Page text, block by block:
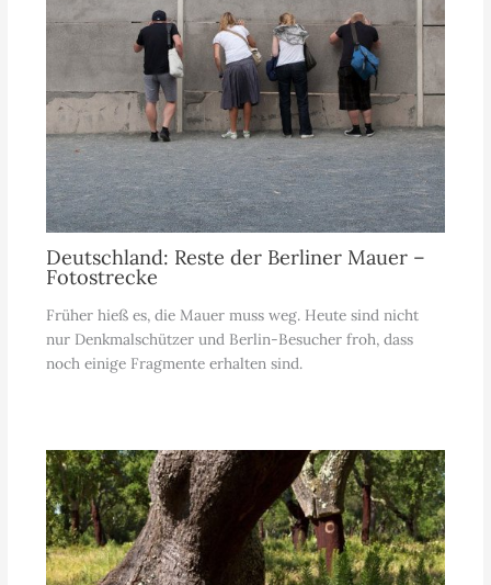
Deutschland: Reste der Berliner Mauer –
Fotostrecke
Früher hieß es, die Mauer muss weg. Heute sind nicht
nur Denkmalschützer und Berlin-Besucher froh, dass
noch einige Fragmente erhalten sind.